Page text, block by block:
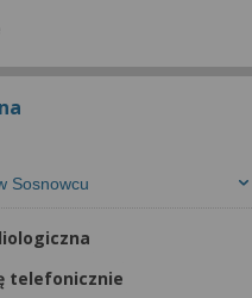
Sosnowcu
telefonicznie